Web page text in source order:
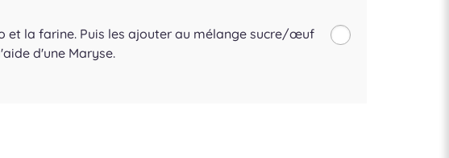
et la farine. Puis les ajouter au mélange sucre/œuf
d'une Maryse.